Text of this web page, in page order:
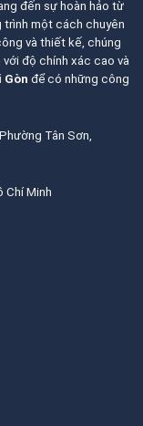
đến sự hoàn hảo từ
trình một cách chuyên
và thiết kế, chúng
độ chính xác cao và
Gòn để có những công
Tân Sơn,
Chí Minh